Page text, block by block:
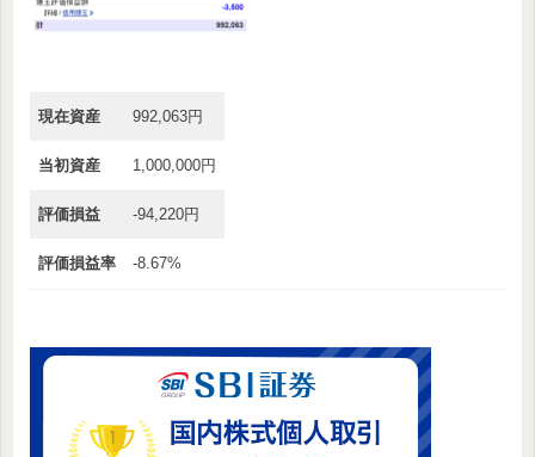
現在資産 992,063円
当初資産 1,000,000円
評価損益 -94,220円
評価損益率 -8.67%